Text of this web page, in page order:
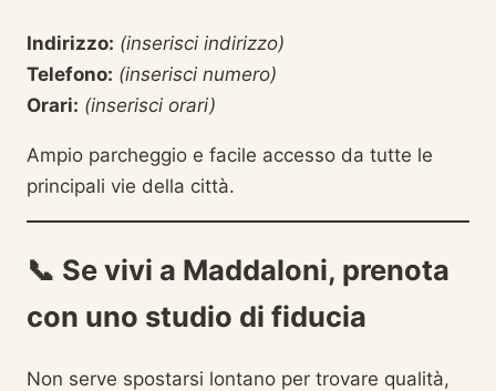
Indirizzo: (inserisci indirizzo)
Telefono: (inserisci numero)
Orari: (inserisci orari)
Ampio parcheggio e facile accesso da tutte le
principali vie della città.
📞 Se vivi a Maddaloni, prenota
con uno studio di fiducia
Non serve spostarsi lontano per trovare qualità,